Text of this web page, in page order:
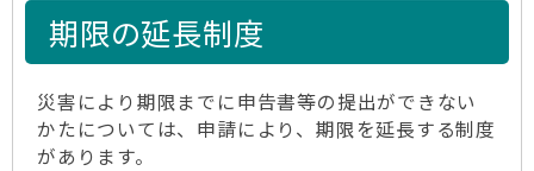
期限の延長制度
災害により期限までに申告書等の提出ができない
かたについては、申請により、期限を延長する制度
があります。